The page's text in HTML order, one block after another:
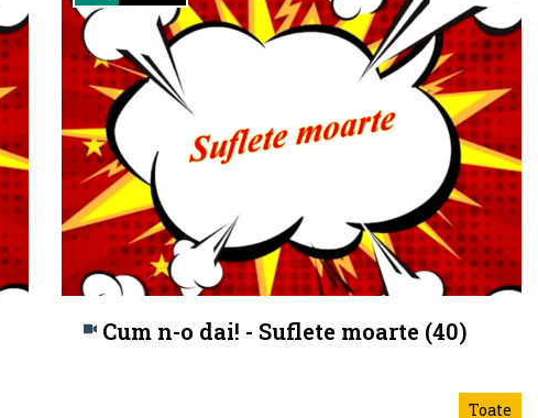
Cum n-o dai! - Suflete moarte (40)
Toate